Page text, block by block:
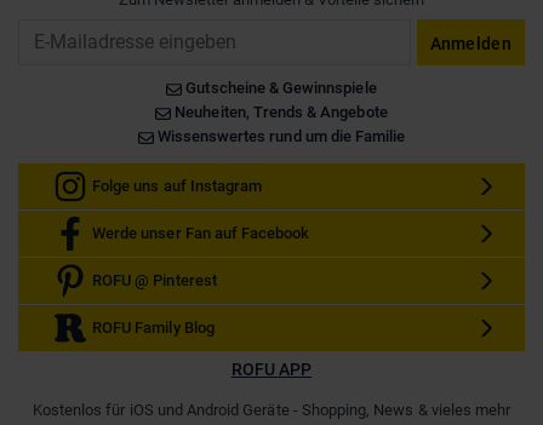
Anmelden
Gutscheine & Gewinnspiele
Neuheiten, Trends & Angebote
Wissenswertes rund um die Familie
Folge uns auf Instagram
Werde unser Fan auf Facebook
ROFU @ Pinterest
ROFU Family Blog
ROFU APP
Kostenlos für iOS und Android Geräte - Shopping, News & vieles mehr